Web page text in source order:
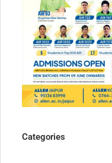
Categories